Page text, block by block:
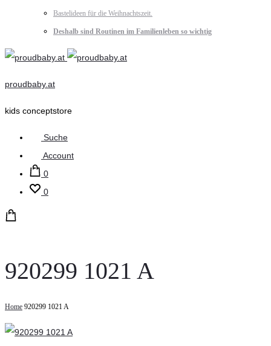
Bastelideen für die Weihnachtszeit.
Deshalb sind Routinen im Familienleben so wichtig
proudbaby.at
kids conceptstore
Suche
Account
0
0
920299 1021 A
Home 920299 1021 A